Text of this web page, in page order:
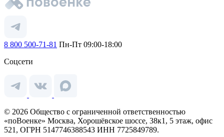
8 800 500-71-81 Пн-Пт 09:00-18:00
Соцсети
© 2026 Общество с ограниченной ответственностью
«поВоенке» Москва, Хорошёвское шоссе, 38к1, 5 этаж, офис
521, ОГРН 5147746388543 ИНН 7725849789.